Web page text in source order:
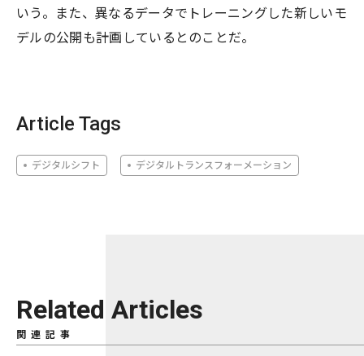
いう。また、異なるデータでトレーニングした新しいモ
デルの公開も計画しているとのことだ。
Article Tags
デジタルシフト デジタルトランスフォーメーション
Related Articles
関連記事